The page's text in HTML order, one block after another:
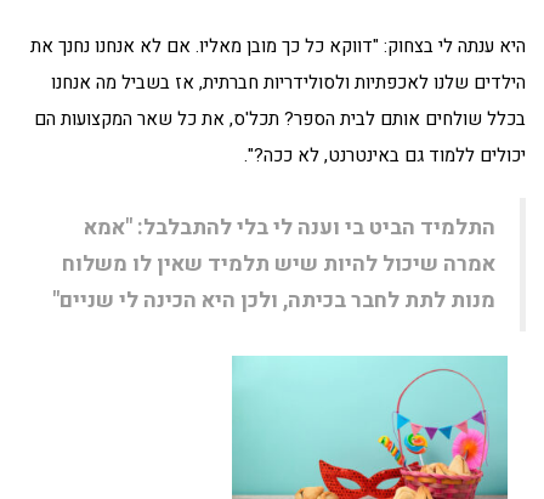
היא ענתה לי בצחוק: "דווקא כל כך מובן מאליו. אם לא אנחנו נחנך את
הילדים שלנו לאכפתיות ולסולידריות חברתית, אז בשביל מה אנחנו
בכלל שולחים אותם לבית הספר? תכל'ס, את כל שאר המקצועות הם
יכולים ללמוד גם באינטרנט, לא ככה?".
התלמיד הביט בי וענה לי בלי להתבלבל: "אמא
אמרה שיכול להיות שיש תלמיד שאין לו משלוח
מנות לתת לחבר בכיתה, ולכן היא הכינה לי שניים"